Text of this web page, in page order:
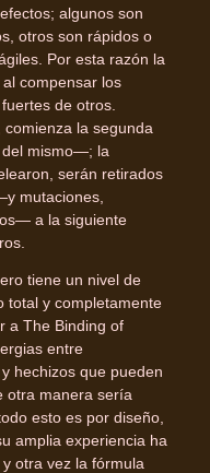
algunos son
otros son rápidos o
Por esta razón la
compensar los
de otros.
la segunda
mismo—; la
serán retirados
mutaciones,
a la siguiente
tiene un nivel de
total y completamente
a The Binding of
entre
hechizos que pueden
otra manera sería
esto es por diseño,
amplia experiencia ha
otra vez la fórmula